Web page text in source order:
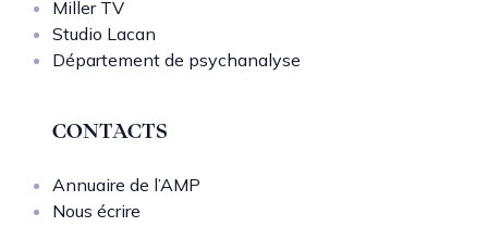
Miller TV
Studio Lacan
Département de psychanalyse
CONTACTS
Annuaire de l’AMP
Nous écrire